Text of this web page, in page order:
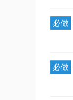
必做
必做